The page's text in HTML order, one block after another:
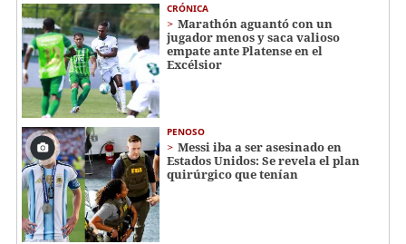
CRÓNICA
Marathón aguantó con un
jugador menos y saca valioso
empate ante Platense en el
Excélsior
PENOSO
Messi iba a ser asesinado en
Estados Unidos: Se revela el plan
quirúrgico que tenían